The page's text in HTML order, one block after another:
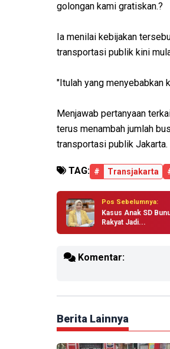
golongan kami gratiskan.?
Ia menilai kebijakan
transportasi publik kini
"Itulah yang menyebabkan
Menjawab pertanyaan
terus menambah jumlah
transportasi publik Jakarta.
TAG: # Transjakarta
Pos Sebelumnya:
Kasus Anak SD
Rakyat Jadi...
Komentar:
Berita Lainnya